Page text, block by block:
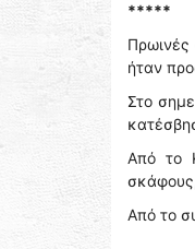
*****
ήταν
Στο
Από το
Από το